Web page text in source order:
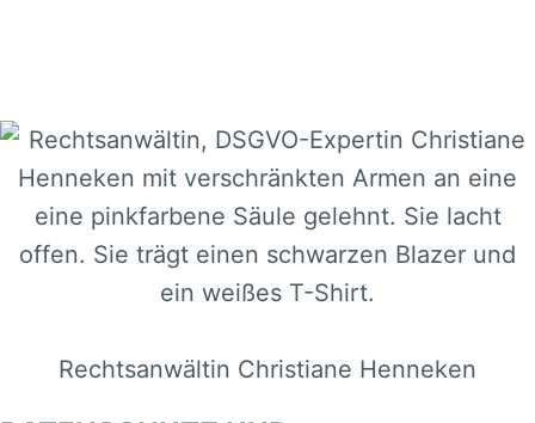
Rechtsanwältin Christiane Henneken